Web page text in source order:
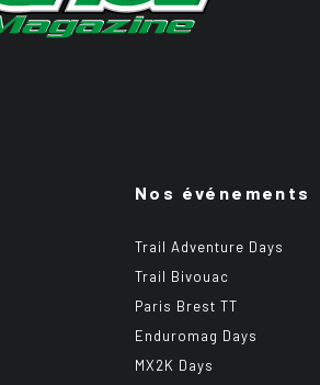
Nos événements
Trail Adventure Days
Trail Bivouac
Paris Brest TT
Enduromag Days
MX2K Days